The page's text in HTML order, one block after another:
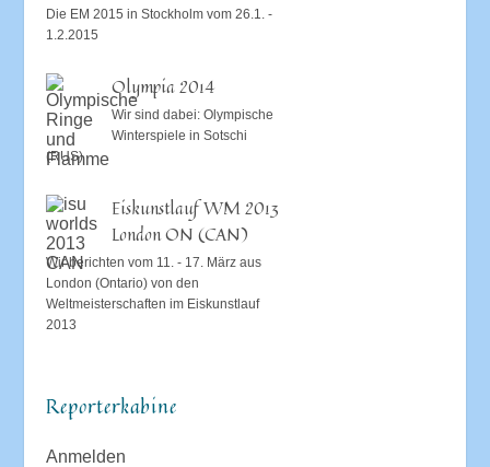
Die EM 2015 in Stockholm vom 26.1. -
1.2.2015
Olympia 2014
Wir sind dabei: Olympische
Winterspiele in Sotschi
(RUS)
Eiskunstlauf WM 2013
London ON (CAN)
Wir berichten vom 11. - 17. März aus
London (Ontario) von den
Weltmeisterschaften im Eiskunstlauf
2013
Reporterkabine
Anmelden